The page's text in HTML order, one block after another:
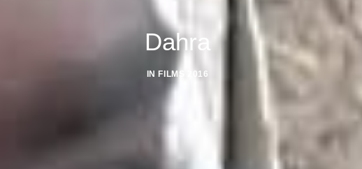
Dahra
IN FILMS 2016